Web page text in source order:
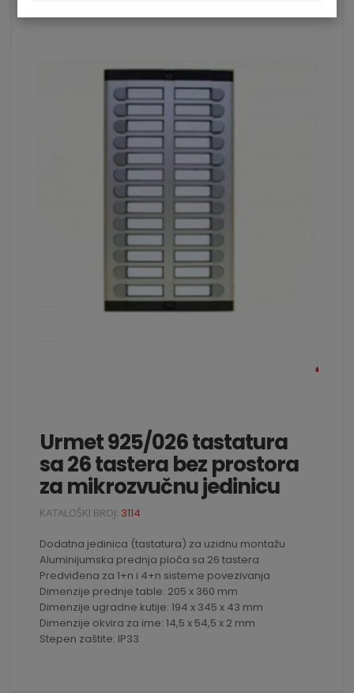
Urmet 925/026 tastatura
sa 26 tastera bez prostora
za mikrozvučnu jedinicu
KATALOŠKI BROJ: 3114
Dodatna jedinica (tastatura) za uzidnu montažu
Aluminijumska prednja ploča sa 26 tastera
Predviđena za 1+n i 4+n sisteme povezivanja
Dimenzije prednje table: 205 x 360 mm
Dimenzije ugradne kutije: 194 x 345 x 43 mm
Dimenzije okvira za ime: 14,5 x 54,5 x 2 mm
Stepen zaštite: IP33